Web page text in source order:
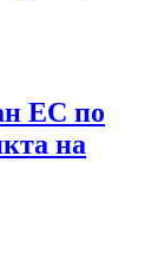
ЕС по
на